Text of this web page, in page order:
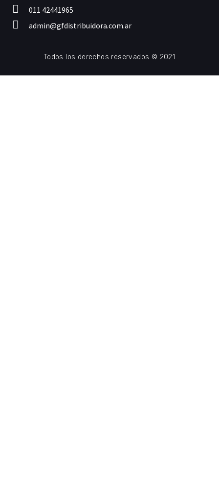
011 42441965
admin@gfdistribuidora.com.ar
Todos los derechos reservados © 2021